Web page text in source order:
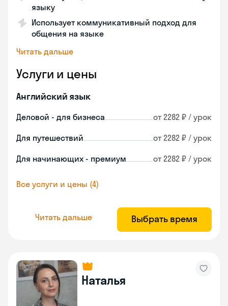
языку
Использует коммуникативный подход для
общения на языке
Читать дальше
Услуги и цены
Английский язык
Деловой - для бизнеса от 2282 ₽ / урок
Для путешествий от 2282 ₽ / урок
Для начинающих - премиум от 2282 ₽ / урок
Все услуги и цены (4)
Читать дальше Выбрать время
Наталья